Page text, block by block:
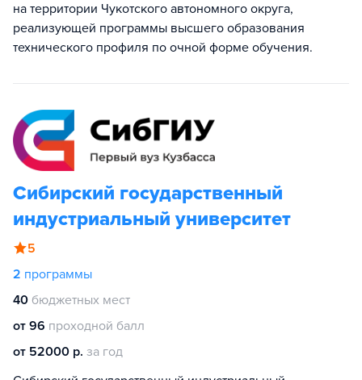
на территории Чукотского автономного округа,
реализующей программы высшего образования
технического профиля по очной форме обучения.
Сибирский государственный
индустриальный университет
5
2 программы
40 бюджетных мест
от 96 проходной балл
от 52000 р. за год